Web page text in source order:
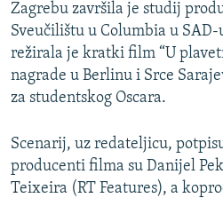
Zagrebu završila je studij
Sveučilištu u Columbia u SAD-
režirala je kratki film “U
nagrade u Berlinu i Srce
za studentskog Oscara.
Scenarij, uz redateljicu,
producenti filma su Danijel
Teixeira (RT Features), a